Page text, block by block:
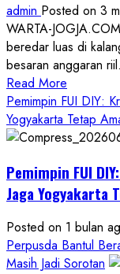
admin Posted on 3
WARTA-
beredar luas di
besaran anggaran
Read More
more
about
Anggaran
KDMP
Rp1,6
Diduga
Hanya
Pemimpin FUI DIY:
Yogyakarta Tetap
Pemimpin FUI
Jaga Yogyakarta
Posted on 1 bulan
Perpusda Bantul
Masih Jadi Sorotan